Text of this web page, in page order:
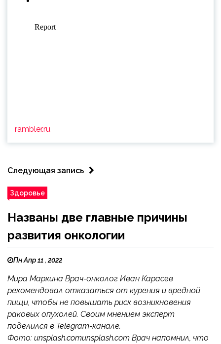
rambler.ru
Следующая запись
Здоровье
Названы две главные причины
развития онкологии
Пн Апр 11 , 2022
Мира Маркина Врач-онколог Иван Карасев
рекомендовал отказаться от курения и вредной
пищи, чтобы не повышать риск возникновения
раковых опухолей. Своим мнением эксперт
поделился в Telegram-канале.
Фото: unsplash.comunsplash.com Врач напомнил, что